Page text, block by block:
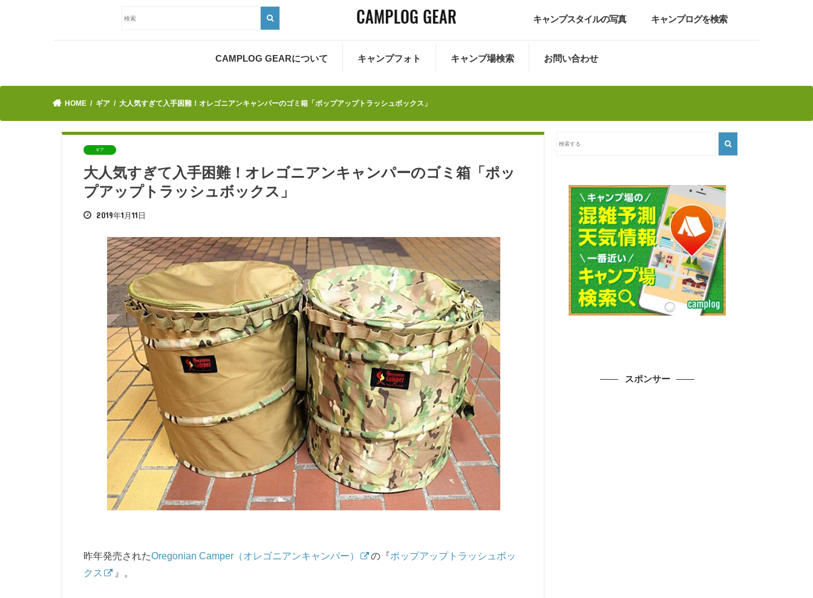
キャンプスタイルの写真 キャンプログを検索
CAMPLOG GEARについて キャンプフォト キャンプ場検索 お問い合わせ
HOME ギア 大人気すぎて入手困難！オレゴニアンキャンパーのゴミ箱「ポップアップトラッシュボックス」
ギア
大人気すぎて入手困難！オレゴニアンキャンパーのゴミ箱「ポッ
プアップトラッシュボックス」
2019年1月11日
昨年発売されたOregonian Camper（オレゴニアンキャンパー） の『ポップアップトラッシュボッ
クス
』。
スポンサー